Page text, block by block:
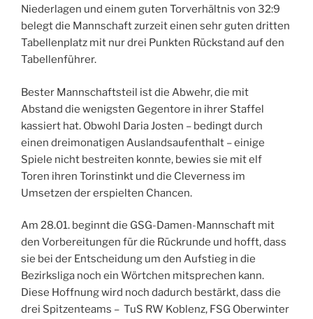
Niederlagen und einem guten Torverhältnis von 32:9
belegt die Mannschaft zurzeit einen sehr guten dritten
Tabellenplatz mit nur drei Punkten Rückstand auf den
Tabellenführer.
Bester Mannschaftsteil ist die Abwehr, die mit
Abstand die wenigsten Gegentore in ihrer Staffel
kassiert hat. Obwohl Daria Josten – bedingt durch
einen dreimonatigen Auslandsaufenthalt – einige
Spiele nicht bestreiten konnte, bewies sie mit elf
Toren ihren Torinstinkt und die Cleverness im
Umsetzen der erspielten Chancen.
Am 28.01. beginnt die GSG-Damen-Mannschaft mit
den Vorbereitungen für die Rückrunde und hofft, dass
sie bei der Entscheidung um den Aufstieg in die
Bezirksliga noch ein Wörtchen mitsprechen kann.
Diese Hoffnung wird noch dadurch bestärkt, dass die
drei Spitzenteams – TuS RW Koblenz, FSG Oberwinter